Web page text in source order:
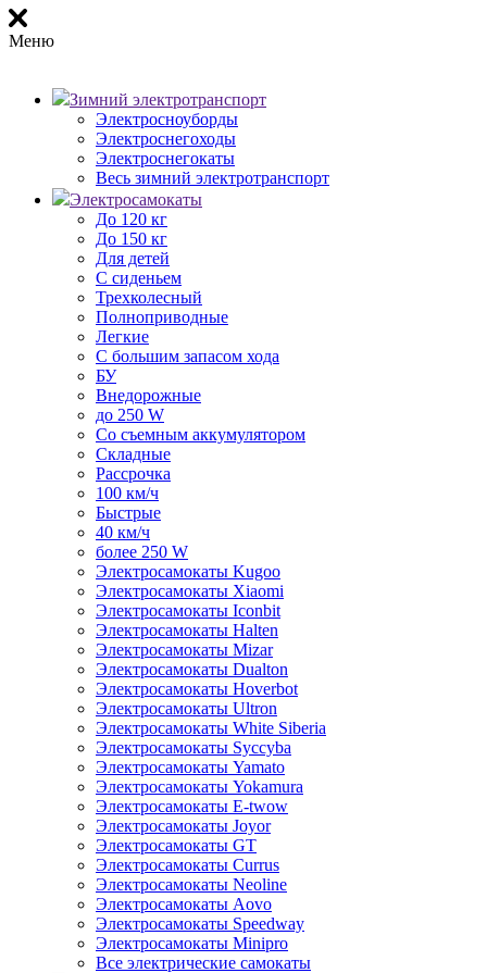
Меню
Зимний электротранспорт
Электросноуборды
Электроснегоходы
Электроснегокаты
Весь зимний электротранспорт
Электросамокаты
До 120 кг
До 150 кг
Для детей
С сиденьем
Трехколесный
Полноприводные
Легкие
С большим запасом хода
БУ
Внедорожные
до 250 W
Со съемным аккумулятором
Складные
Рассрочка
100 км/ч
Быстрые
40 км/ч
более 250 W
Электросамокаты Kugoo
Электросамокаты Xiaomi
Электросамокаты Iconbit
Электросамокаты Halten
Электросамокаты Mizar
Электросамокаты Dualton
Электросамокаты Hoverbot
Электросамокаты Ultron
Электросамокаты White Siberia
Электросамокаты Syccyba
Электросамокаты Yamato
Электросамокаты Yokamura
Электросамокаты E-twow
Электросамокаты Joyor
Электросамокаты GT
Электросамокаты Currus
Электросамокаты Neoline
Электросамокаты Aovo
Электросамокаты Speedway
Электросамокаты Minipro
Все электрические самокаты